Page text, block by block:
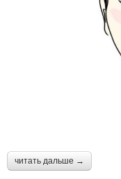
читать дальше →